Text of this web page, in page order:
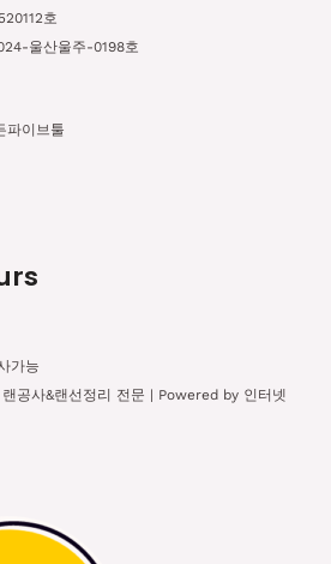
호
울산울주-0198호
파이브툴
가능
공사&랜선정리 전문 | Powered by 인터넷